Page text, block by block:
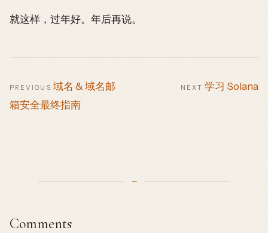
就这样，过年好。年后再说。
PREVIOUS 域名 & 域名邮
箱安全最终指南
NEXT 学习 Solana
Comments